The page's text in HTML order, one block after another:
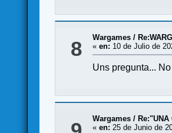
8 Wargames /
«en: 10 de Julio de
Uns pregunta...
Wargames /
«en: 25 de Junio de